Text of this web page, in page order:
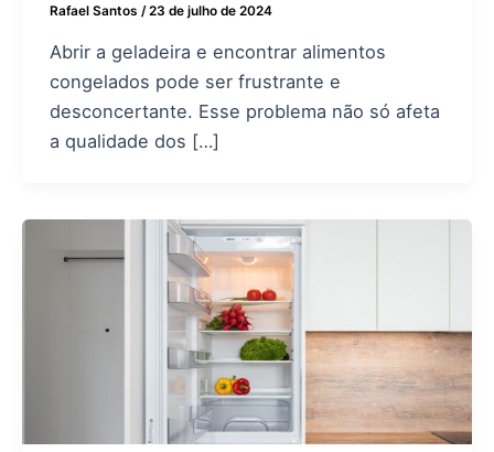
Rafael Santos /23 de julho de 2024
Abrir a geladeira e encontrar alimentos
congelados pode ser frustrante e
desconcertante. Esse problema não só afeta
a qualidade dos […]